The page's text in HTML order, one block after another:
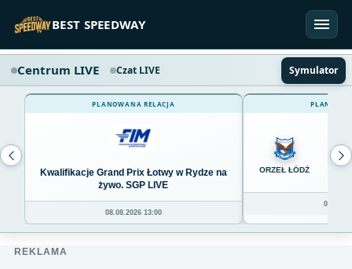
BEST SPEEDWAY
Centrum LIVE Czat LIVE Symulator
PLANOWANA RELACJA
Kwalifikacje Grand Prix Łotwy w Rydze na
żywo. SGP LIVE
08.08.2026 13:00
ORZEŁ ŁÓDŹ
0
REKLAMA